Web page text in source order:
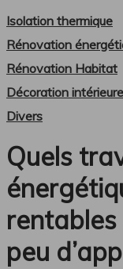
Isolation thermique
Rénovation
Rénovation Habitat
Décoration intérieure
Divers
Quels
peu